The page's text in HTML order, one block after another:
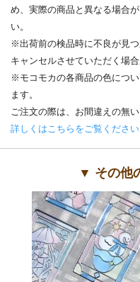
め、実際の商品と異なる場合
い。
※出荷前の検品時に不良が見
キャンセルさせていただく場合
※モコモカの各商品の色につ
ます。
ご注文の際は、お間違えの無
詳しくはこちらをご覧ください
▼ その他